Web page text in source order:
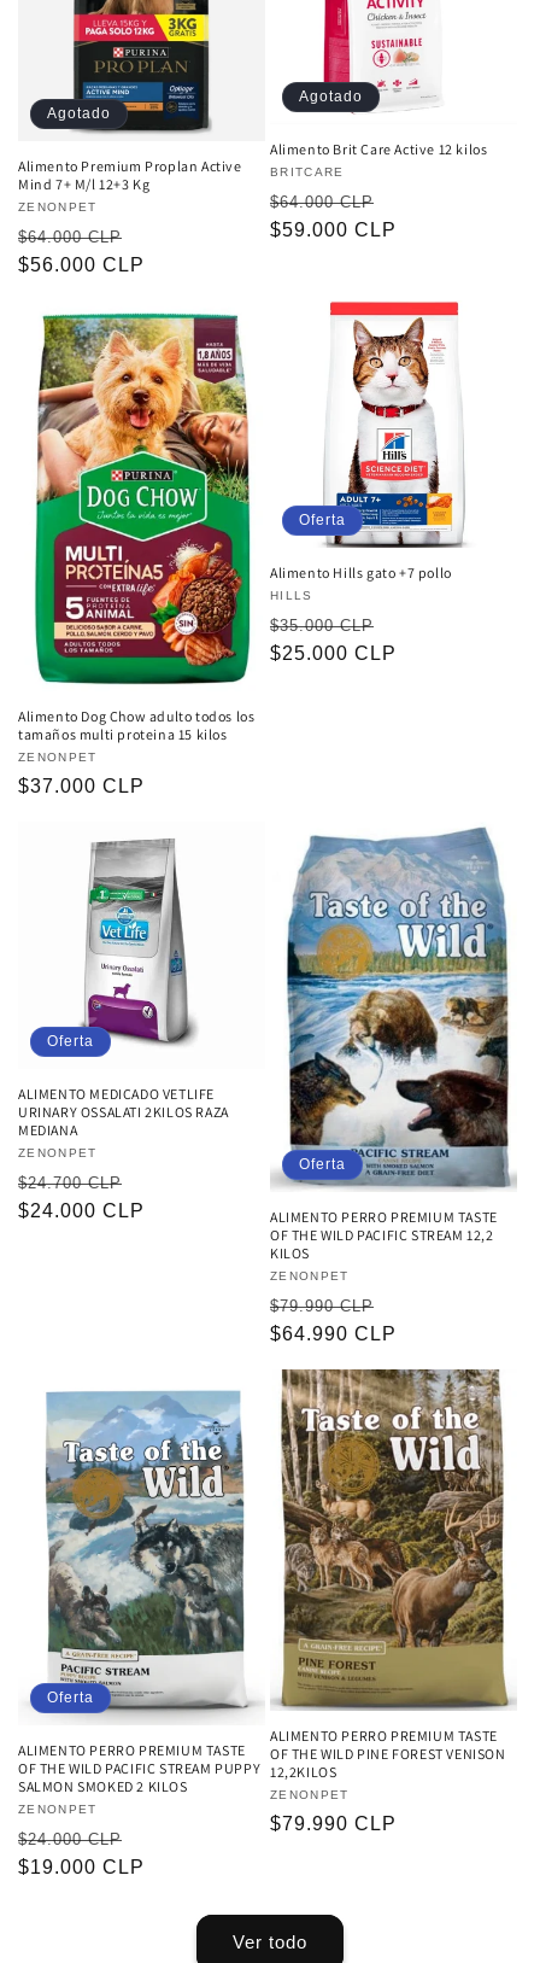
Agotado
Alimento Premium Proplan Active
Mind 7+ M/l 12+3 Kg
Proveedor:
ZENONPET
Precio
habitual
$64.000 CLP
de
$56.000 CLP
Agotado
Alimento Brit Care Active 12 kilos
Proveedor:
BRITCARE
Precio
habitual
$64.000 CLP
de
$59.000 CLP
Alimento Dog Chow adulto todos los
tamaños multi proteina 15 kilos
Proveedor:
ZENONPET
Precio
$37.000 CLP
Oferta
Alimento Hills gato +7 pollo
Proveedor:
HILLS
Precio
habitual
$35.000 CLP
de
$25.000 CLP
Oferta
ALIMENTO MEDICADO VETLIFE
URINARY OSSALATI 2KILOS RAZA
MEDIANA
Proveedor:
ZENONPET
Precio
habitual
$24.700 CLP
de
$24.000 CLP
Oferta
ALIMENTO PERRO PREMIUM TASTE
OF THE WILD PACIFIC STREAM 12,2
KILOS
Proveedor:
ZENONPET
Precio
habitual
$79.990 CLP
de
$64.990 CLP
Oferta
ALIMENTO PERRO PREMIUM TASTE
OF THE WILD PACIFIC STREAM PUPPY
SALMON SMOKED 2 KILOS
Proveedor:
ZENONPET
Precio
habitual
$24.000 CLP
de
$19.000 CLP
ALIMENTO PERRO PREMIUM TASTE
OF THE WILD PINE FOREST VENISON
12,2KILOS
Proveedor:
ZENONPET
Precio
$79.990 CLP
Ver todo